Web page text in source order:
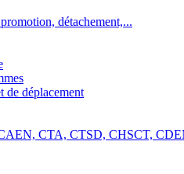
détachement,...
de déplacement
CTA, CTSD, CHSCT,